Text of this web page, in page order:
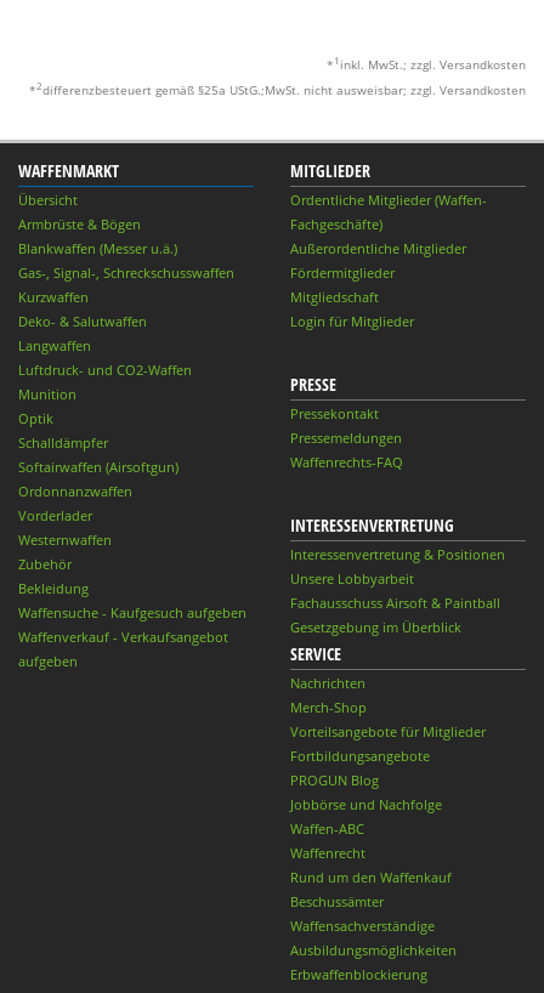
* 1 inkl. MwSt.; zzgl. Versandkosten
*2differenzbesteuert gemäß §25a UStG.;MwSt. nicht ausweisbar; zzgl. Versandkosten
WAFFENMARKT
Übersicht
Armbrüste & Bögen
Blankwaffen (Messer u.ä.)
Gas-, Signal-, Schreckschusswaffen
Kurzwaffen
Deko- & Salutwaffen
Langwaffen
Luftdruck- und CO2-Waffen
Munition
Optik
Schalldämpfer
Softairwaffen (Airsoftgun)
Ordonnanzwaffen
Vorderlader
Westernwaffen
Zubehör
Bekleidung
Waffensuche - Kaufgesuch aufgeben
Waffenverkauf - Verkaufsangebot
aufgeben
MITGLIEDER
Ordentliche Mitglieder (Waffen-
Fachgeschäfte)
Außerordentliche Mitglieder
Fördermitglieder
Mitgliedschaft
Login für Mitglieder
PRESSE
Pressekontakt
Pressemeldungen
Waffenrechts-FAQ
INTERESSENVERTRETUNG
Interessenvertretung & Positionen
Unsere Lobbyarbeit
Fachausschuss Airsoft & Paintball
Gesetzgebung im Überblick
SERVICE
Nachrichten
Merch-Shop
Vorteilsangebote für Mitglieder
Fortbildungsangebote
PROGUN Blog
Jobbörse und Nachfolge
Waffen-ABC
Waffenrecht
Rund um den Waffenkauf
Beschussämter
Waffensachverständige
Ausbildungsmöglichkeiten
Erbwaffenblockierung